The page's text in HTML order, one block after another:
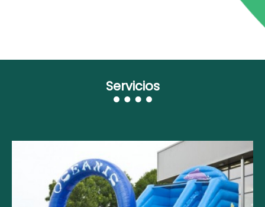
Servicios